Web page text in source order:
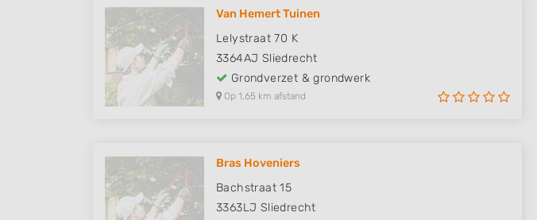
Van Hemert Tuinen
Lelystraat 70 K
3364AJ Sliedrecht
Grondverzet & grondwerk
Op 1,65 km afstand
Bras Hoveniers
Bachstraat 15
3363LJ Sliedrecht